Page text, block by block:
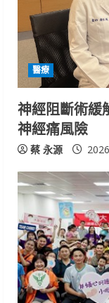
d
i
n
g
醫療
神經阻斷術
神經痛風險
蔡 永源